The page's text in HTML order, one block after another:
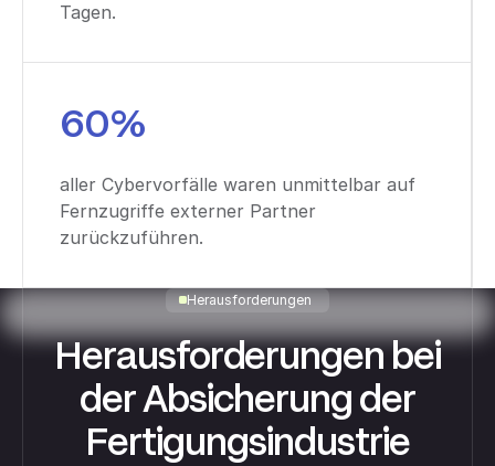
Tagen.
60%
aller Cybervorfälle waren unmittelbar auf
Fernzugriffe externer Partner
zurückzuführen.
Herausforderungen
Herausforderungen bei
der Absicherung der
Fertigungsindustrie